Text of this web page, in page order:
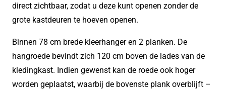
direct zichtbaar, zodat u deze kunt openen zonder de
grote kastdeuren te hoeven openen.
Binnen 78 cm brede kleerhanger en 2 planken. De
hangroede bevindt zich 120 cm boven de lades van de
kledingkast. Indien gewenst kan de roede ook hoger
worden geplaatst, waarbij de bovenste plank overblijft –